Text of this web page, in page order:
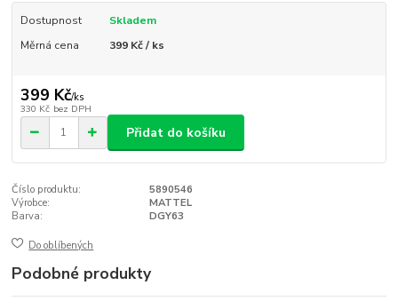
Dostupnost
Skladem
Měrná cena
399 Kč / ks
399 Kč/ks
330 Kč bez DPH
Přidat do košíku
Číslo produktu:
5890546
Výrobce:
MATTEL
Barva:
DGY63
Do oblíbených
Podobné produkty